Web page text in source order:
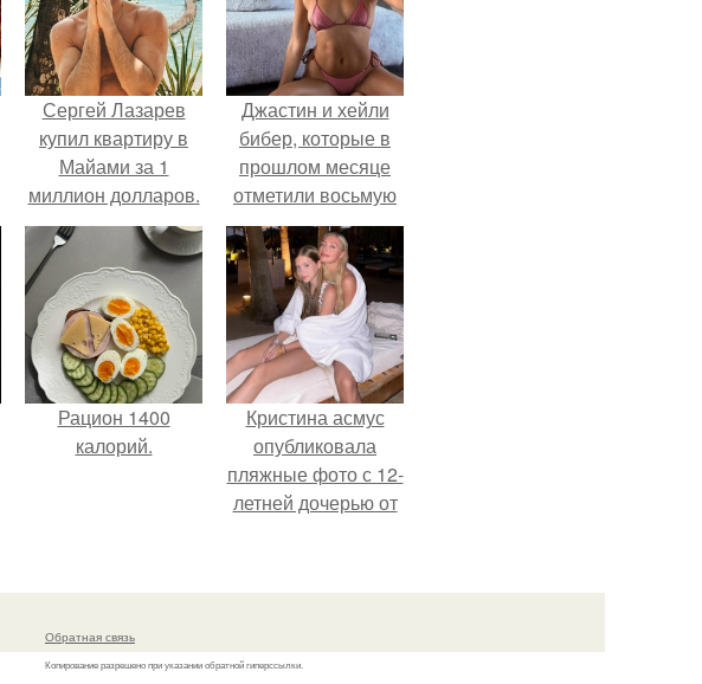
Сергей Лазарев
купил квартиру в
Майами за 1
миллион долларов.
Джастин и хейли
бибер, которые в
прошлом месяце
отметили восьмую
годовщину
помолвки, показали
новые фото с
совместного
отдыха.
Рацион 1400
калорий.
Кристина асмус
опубликовала
пляжные фото с 12-
летней дочерью от
Обратная связь
Копирование разрешено при указании обратной гиперссылки.